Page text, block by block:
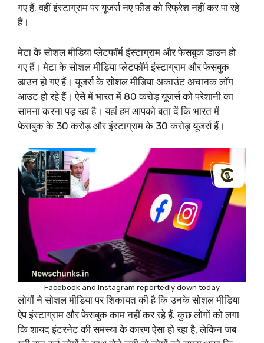
गए हैं. वहीं इंस्टाग्राम पर यूजर्स नए फीड को रिफ्रेश नहीं कर पा रहे
हैं।
मेटा के सोशल मीडिया प्लेटफॉर्म इंस्टाग्राम और फेसबुक डाउन हो
गए हैं। मेटा के सोशल मीडिया प्लेटफॉर्म इंस्टाग्राम और फेसबुक
डाउन हो गए हैं। यूजर्स के सोशल मीडिया अकाउंट अचानक लॉग
आउट हो रहे हैं। ऐसे में भारत में 80 करोड़ यूजर्स को परेशानी का
सामना करना पड़ रहा है। यहां हम आपको बता दें कि भारत में
फेसबुक के 30 करोड़ और इंस्टाग्राम के 30 करोड़ यूजर्स हैं।
Facebook and Instagram reportedly down today
लोगों ने सोशल मीडिया पर शिकायत की है कि उनके सोशल मीडिया
ऐप इंस्टाग्राम और फेसबुक काम नहीं कर रहे हैं. कुछ लोगों को लगा
कि शायद इंटरनेट की समस्या के कारण ऐसा हो रहा है, लेकिन जब